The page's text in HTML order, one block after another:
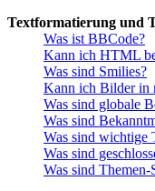
Textformatierung und
Was ist BBCode?
Kann ich HTML
Was sind Smilies?
Kann ich Bilder in
Was sind globale
Was sind
Was sind wichtige
Was sind
Was sind Themen-